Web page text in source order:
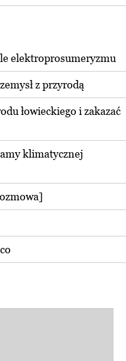
elektroprosumeryzmu
z przyrodą
łowieckiego i zakazać
klimatycznej